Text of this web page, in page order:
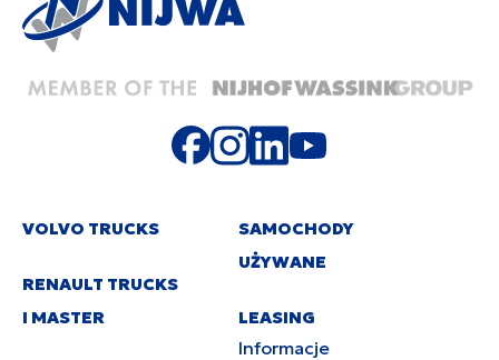
VOLVO TRUCKS
RENAULT TRUCKS
I MASTER
SAMOCHODY
UŻYWANE
LEASING
Informacje